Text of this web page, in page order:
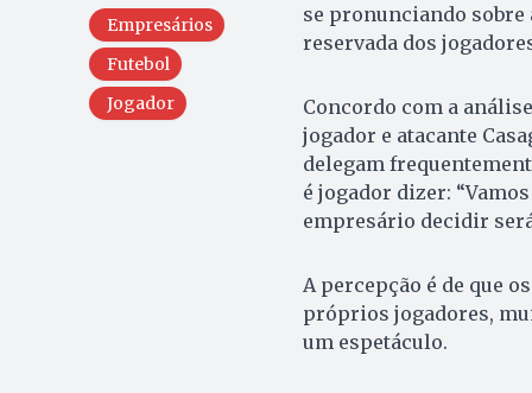
Empresários
Futebol
Jogador
se pronunciando sobre
reservada dos
Concordo com a
jogador e atacante
delegam
é jogador dizer:
empresário decidir
A percepção é de que
próprios jogadores,
um espetáculo.